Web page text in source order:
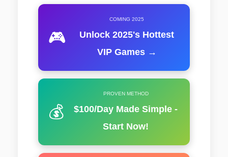
🎮
COMING 2025
Unlock 2025's Hottest
VIP Games →
💰
PROVEN METHOD
$100/Day Made Simple -
Start Now!